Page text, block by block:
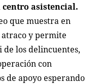
asistencial.
que muestra en
y permite
los delincuentes,
con
de apoyo esperando